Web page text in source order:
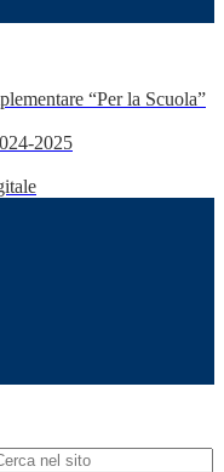
“Per la Scuola”
2025